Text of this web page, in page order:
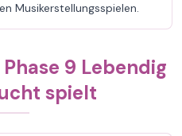
Musikerstellungsspielen.
9 Lebendig
spielt